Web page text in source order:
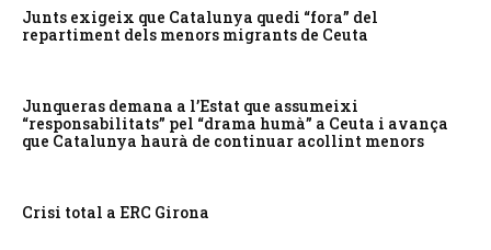
Junts exigeix que Catalunya quedi “fora” del
repartiment dels menors migrants de Ceuta
Junqueras demana a l’Estat que assumeixi
“responsabilitats” pel “drama humà” a Ceuta i avança
que Catalunya haurà de continuar acollint menors
Crisi total a ERC Girona